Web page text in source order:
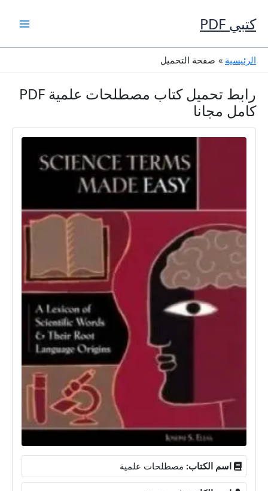
إلى
المحتوى
كتبي PDF
الرئيسية صفحة التحميل
رابط تحميل كتاب مصطلحات علمية PDF
كامل مجانا
اسم الكتاب: مصطلحات علمية